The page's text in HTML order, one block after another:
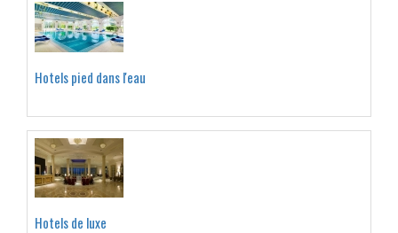
Hotels pied dans l'eau
Hotels de luxe